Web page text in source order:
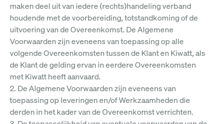
maken deel uit van iedere (rechts)handeling verband
houdende met de voorbereiding, totstandkoming of de
uitvoering van de Overeenkomst. De Algemene
Voorwaarden zijn eveneens van toepassing op alle
volgende Overeenkomsten tussen de Klant en Kiwatt, als
de Klant de gelding ervan in eerdere Overeenkomsten
met Kiwatt heeft aanvaard.
2. De Algemene Voorwaarden zijn eveneens van
toepassing op leveringen en/of Werkzaamheden die
derden in het kader van de Overeenkomst verrichten.